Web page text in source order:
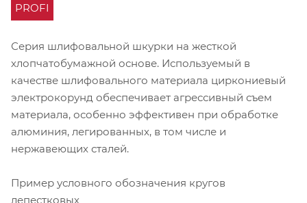
PROFI
Серия шлифовальной шкурки на жесткой
хлопчатобумажной основе. Используемый в
качестве шлифовального материала циркониевый
электрокорунд обеспечивает агрессивный съем
материала, особенно эффективен при обработке
алюминия, легированных, в том числе и
нержавеющих сталей.
Пример условного обозначения кругов
лепестковых